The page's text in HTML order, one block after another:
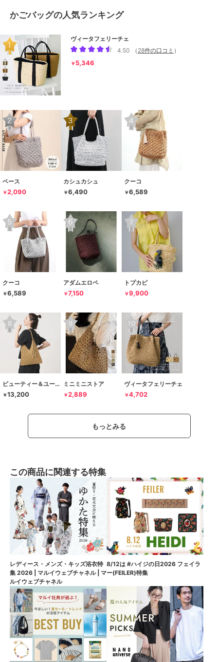
かごバッグの人気ランキング
ヴィータフェリーチェ
4.50
（ 28件の口コミ ）
￥ 5,346
ベース
￥2,090
カシュカシュ
￥6,490
クーコ
￥6,589
クーコ
￥6,589
アダムエロペ
￥7,150
トプカピ
￥9,900
ビューティー＆ユース ユナイテッドアローズ
￥13,200
ミニミニストア
￥2,889
ヴィータフェリーチェ
￥4,702
もっとみる
この商品に関連する特集
レディース・メンズ・キッズ浴衣特
集 2026 | マルイウェブチャネル | マ
ルイウェブチャネル
8/12は #ハイジの日2026 フェイラ
ー(FEILER)特集